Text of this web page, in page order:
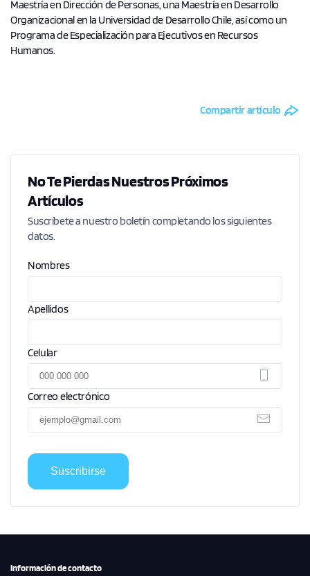
Maestría en Dirección de Personas, una Maestría en Desarrollo
Organizacional en la Universidad de Desarrollo Chile, así como un
Programa de Especialización para Ejecutivos en Recursos
Humanos.
Compartir artículo
No Te Pierdas Nuestros Próximos
Artículos
Suscríbete a nuestro boletín completando los siguientes
datos.
Nombres
Apellidos
Celular
Correo electrónico
Suscribirse
Información de contacto